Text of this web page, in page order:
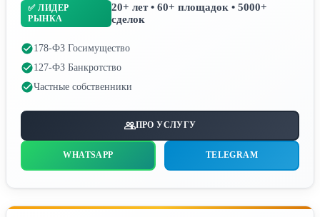
✅ ЛИДЕР
РЫНКА
20+ лет • 60+ площадок • 5000+
сделок
178-ФЗ Госимущество
127-ФЗ Банкротство
Частные собственники
ПРО УСЛУГУ
WHATSAPP TELEGRAM